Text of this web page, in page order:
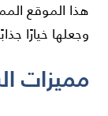
هذا الموقع
وجعلها خيارًا
مميزات